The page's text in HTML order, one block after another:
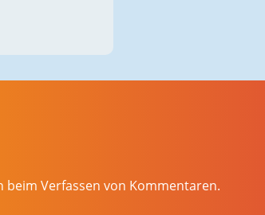
beim Verfassen von Kommentaren.